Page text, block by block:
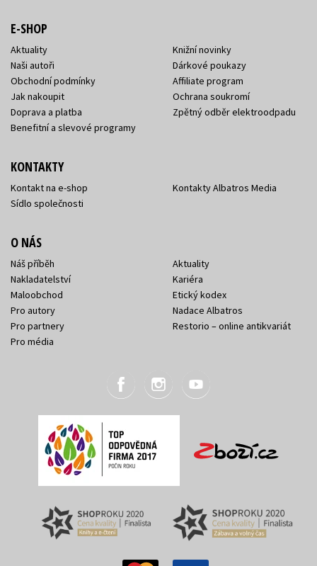
E-SHOP
Aktuality
Naši autoři
Obchodní podmínky
Jak nakoupit
Doprava a platba
Benefitní a slevové programy
Knižní novinky
Dárkové poukazy
Affiliate program
Ochrana soukromí
Zpětný odběr elektroodpadu
KONTAKTY
Kontakt na e-shop
Sídlo společnosti
Kontakty Albatros Media
O NÁS
Náš příběh
Nakladatelství
Maloobchod
Pro autory
Pro partnery
Pro média
Aktuality
Kariéra
Etický kodex
Nadace Albatros
Restorio – online antikvariát